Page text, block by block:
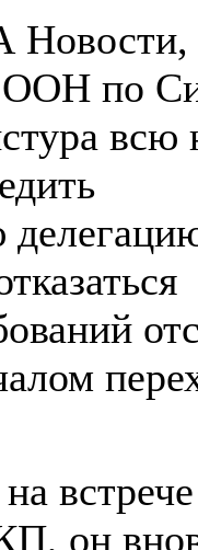
ООН по
всю
встрече
он